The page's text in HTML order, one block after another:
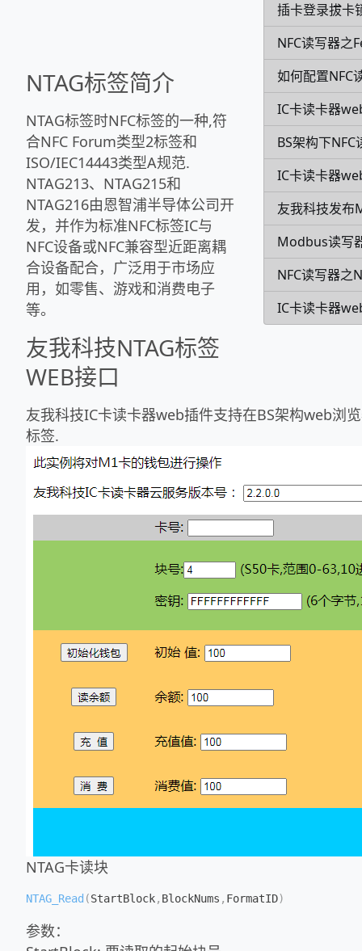
插卡登录拔卡
NFC读写器之
如何配置NFC
IC卡读卡器
BS架构下
IC卡读卡器
友我科技发布
Modbus读写
NFC读写器之
IC卡读卡器
NTAG标签简介
NTAG标签时NFC标签的一种,符
合NFC Forum类型2标签和
ISO/IEC14443类型A规范.
NTAG213、NTAG215和
NTAG216由恩智浦半导体公司开
发，并作为标准NFC标签IC与
NFC设备或NFC兼容型近距离耦
合设备配合，广泛用于市场应
用，如零售、游戏和消费电子
等。
友我科技NTAG标签
WEB接口
友我科技IC卡读卡器web插件支持在BS架构web浏
标签.
NTAG卡读块
NTAG_Read (StartBlock, BlockNums , FormatID)
参数：